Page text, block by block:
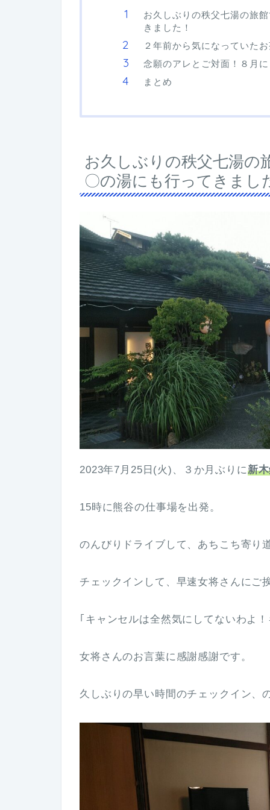
お久しぶりの秩父七湯の旅
きました！
２年前から気になっていた
念願のアレとご対面！８月
まとめ
お久しぶりの秩父七湯の
〇の湯にも行ってきまし
2023年7月25日(火)、３か月ぶりに新
15時に熊谷の仕事場を出発。
のんびりドライブして、あちこち寄り
チェックインして、早速女将さんにご
｢キャンセルは全然気にしてないわよ
女将さんのお言葉に感謝感謝です。
久しぶりの早い時間のチェックイン、